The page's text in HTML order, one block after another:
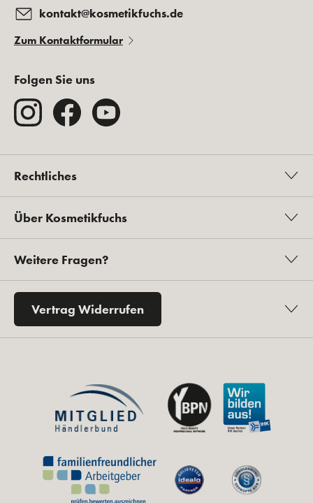
kontakt@kosmetikfuchs.de
Zum Kontaktformular
Folgen Sie uns
Rechtliches
Über Kosmetikfuchs
Weitere Fragen?
Vertrag Widerrufen